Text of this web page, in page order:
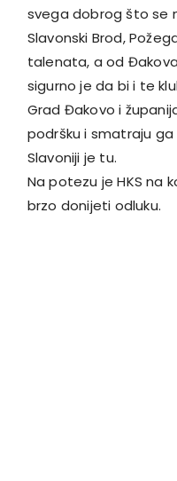
svega dobrog što se
Slavonski Brod,
talenata, a od
sigurno je da bi i te
Grad Đakovo i
podršku i smatraju ga
Slavoniji je tu.
Na potezu je HKS na
brzo donijeti odluku.